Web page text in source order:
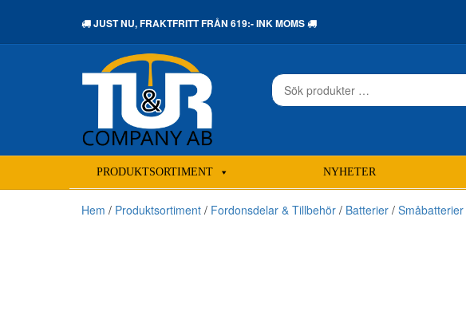
JUST NU,FRAKTFRITTFRÅN 619:- INK MOMS
Sök
efter:
PRODUKTSORTIMENT NYHETER
Hem / Produktsortiment / Fordonsdelar & Tillbehör / Batterier / Småbatterier